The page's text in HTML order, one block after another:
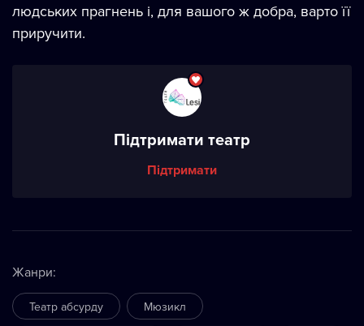
людських прагнень і, для вашого ж добра, варто її
приручити.
Підтримати театр
Підтримати
Жанри:
Театр абсурду Мюзикл